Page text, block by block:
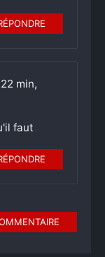
min,
faut